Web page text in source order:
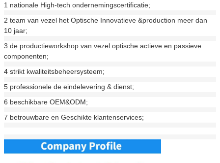
1 nationale High-tech ondernemingscertificatie;
2 team van vezel het Optische Innovatieve &production meer dan
10 jaar;
3 de productieworkshop van vezel optische actieve en passieve
componenten;
4 strikt kwaliteitsbeheersysteem;
5 professionele de eindelevering & dienst;
6 beschikbare OEM&ODM;
7 betrouwbare en Geschikte klantenservices;